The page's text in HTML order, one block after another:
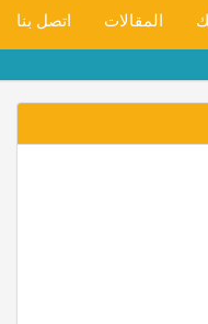
المقالات اتصل بنا